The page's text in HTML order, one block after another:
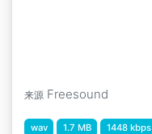
来源 Freesound
wav 1.7 MB 1448 kbps